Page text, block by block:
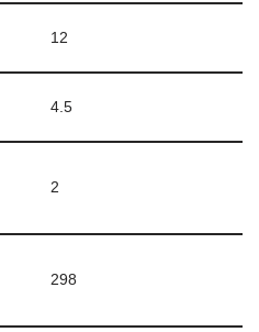
12
4.5
2
298